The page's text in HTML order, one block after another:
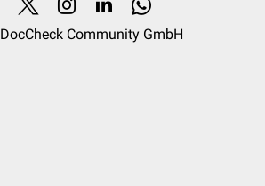
DocCheck Community GmbH